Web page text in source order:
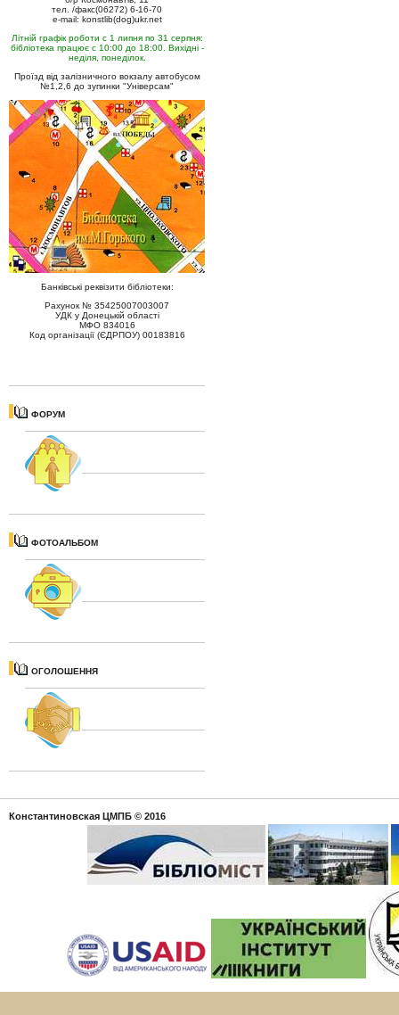
тел. /факс(06272) 6-16-70
e-mail: konstlib(dog)ukr.net
Літній графік роботи с 1 липня по 31 серпня:
бібліотека працює с 10:00 до 18:00. Вихідні -
неділя, понеділок.
Проїзд від залізничного вокзалу автобусом
№1,2,6 до зупинки "Універсам"
Банківські реквізити бібліотеки:
Рахунок № 35425007003007
УДК у Донецькій області
МФО 834016
Код організації (ЄДРПОУ) 00183816
ФОРУМ
ФОТОАЛЬБОМ
ОГОЛОШЕННЯ
Константиновская ЦМПБ © 2016